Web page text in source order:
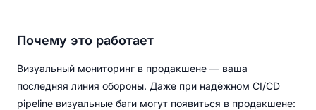
Почему это работает
Визуальный мониторинг в продакшене — ваша
последняя линия обороны. Даже при надёжном CI/CD
pipeline визуальные баги могут появиться в продакшене: